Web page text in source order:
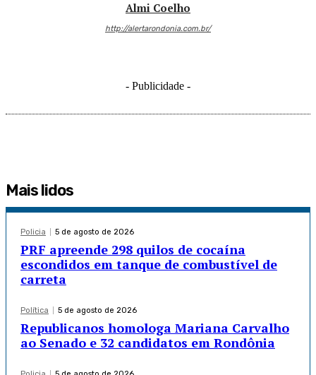
Almi Coelho
http://alertarondonia.com.br/
- Publicidade -
Mais lidos
Policia 5 de agosto de 2026
PRF apreende 298 quilos de cocaína
escondidos em tanque de combustível de
carreta
Política 5 de agosto de 2026
Republicanos homologa Mariana Carvalho
ao Senado e 32 candidatos em Rondônia